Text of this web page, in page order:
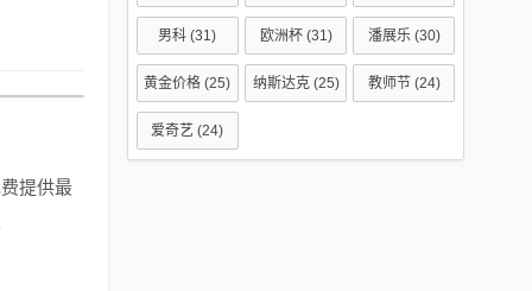
提供最
男科 (31) 欧洲杯(31) 潘展乐(30)
黄金价格 (25) 纳斯达克(25) 教师节 (24)
爱奇艺 (24)